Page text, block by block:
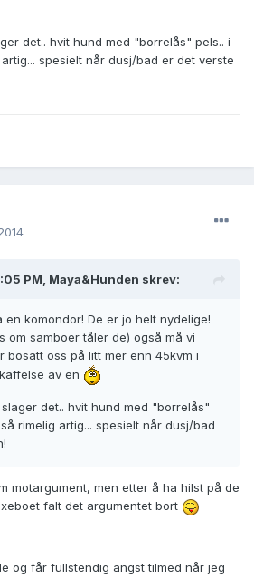
det.. hvit hund med "borrelås" pels.. i
spesielt når dusj/bad er det verste
PM, Maya&Hunden skrev:
komondor! De er jo helt nydelige!
om samboer tåler de) også må vi
bosatt oss på litt mer enn 45kvm i
av en
det.. hvit hund med "borrelås"
rimelig artig... spesielt når dusj/bad
motargument, men etter å ha hilst på de
falt det argumentet bort
og får fullstendig angst tilmed når jeg